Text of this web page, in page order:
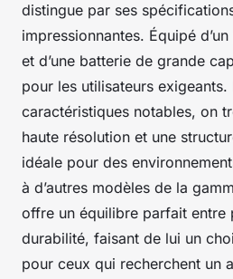
distingue par ses
impressionnantes. Équipé
et d’une batterie de grande
pour les utilisateurs exigeants.
caractéristiques notables, on
haute résolution et une
idéale pour des
à d’autres modèles de la
offre un équilibre parfait entre
durabilité, faisant de lui un
pour ceux qui recherchent un